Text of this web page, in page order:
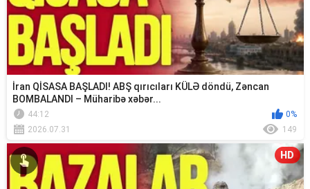
İran QİSASA BAŞLADI! ABŞ qırıcıları KÜLƏ döndü, Zəncan
BOMBALANDI – Müharibə xəbər...
44:12
0%
2026.07.31
149
HD